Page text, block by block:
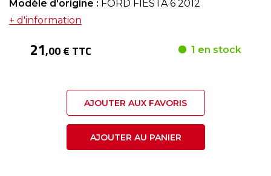
Modèle d'origine : FORD FIESTA 6 2012
+ d'information
21,00 € TTC 1 en stock
AJOUTER AUX FAVORIS
AJOUTER AU PANIER